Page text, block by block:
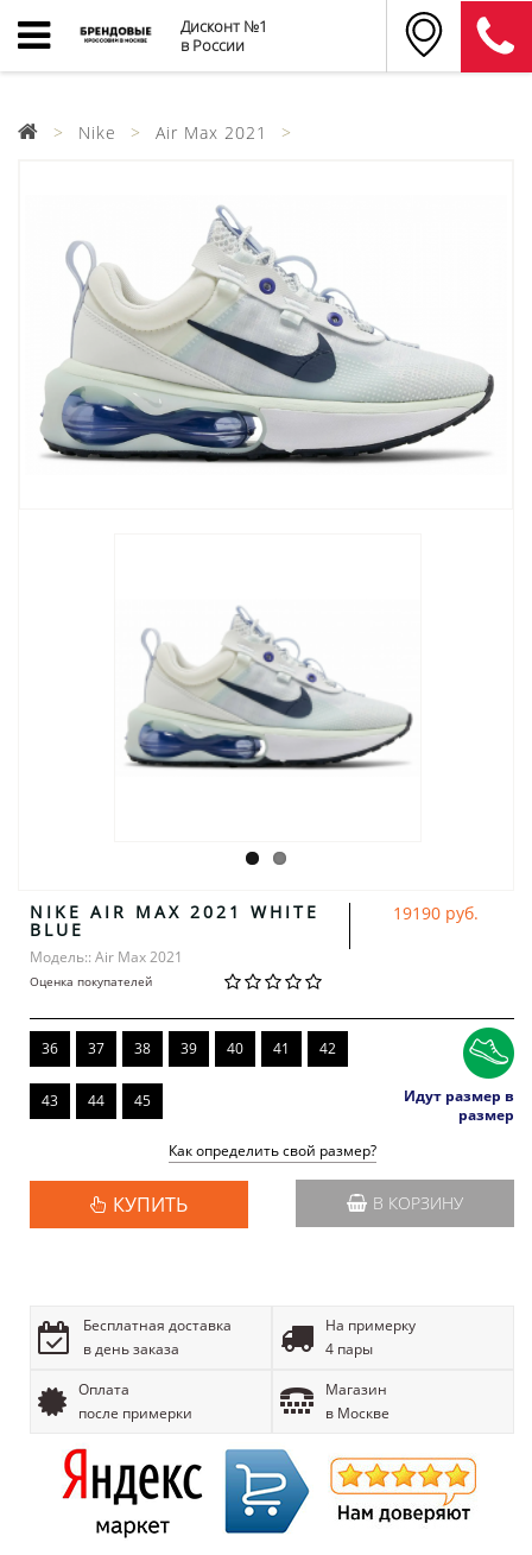
Дисконт №1
в России
Nike Air Max 2021
NIKE AIR MAX 2021 WHITE
BLUE
Модель:: Air Max 2021
Оценка покупателей
19190 руб.
36 37 38 39 40 41 42
43 44 45
Идут размер в
размер
Как определить свой размер?
КУПИТЬ В КОРЗИНУ
Бесплатная доставка
в день заказа
На примерку
4 пары
Оплата
после примерки
Магазин
в Москве